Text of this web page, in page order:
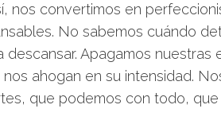
nos convertimos en
No sabemos cuándo
descansar. Apagamos
nos ahogan en su intensidad.
que podemos con todo,